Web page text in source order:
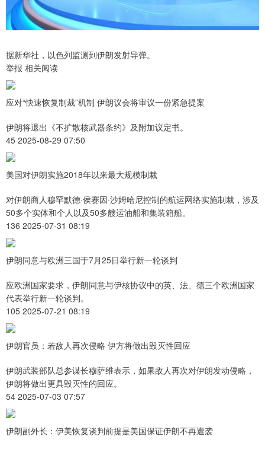
据新华社，以色列监测到伊朗发射导弹。
举报 相关阅读
应对“快速恢复制裁”机制 伊朗议会将审议一份紧急提案
伊朗将退出《不扩散核武器条约》及附加议定书。
45 2025-08-29 07:50
美国对伊朗实施2018年以来最大规模制裁
对伊朗商人穆罕默德·侯赛因·沙姆哈尼控制的航运网络实施制裁，涉及
50多个实体和个人以及50多艘运油船和集装箱船。
136 2025-07-31 08:19
伊朗同意与欧洲三国于7月25日举行新一轮谈判
应欧洲国家要求，伊朗同意与伊核协议中的英、法、德三个欧洲国家
代表举行新一轮谈判。
105 2025-07-21 08:19
伊朗官员：若敌人再次侵略 伊方将做出毁灭性回应
伊朗武装部队总参谋长穆萨维表示，如果敌人再次对伊朗发动侵略，
伊朗将做出更具毁灭性的回应。
54 2025-07-03 07:57
伊朗副外长：伊美恢复谈判前提是美国保证伊朗不再遭袭